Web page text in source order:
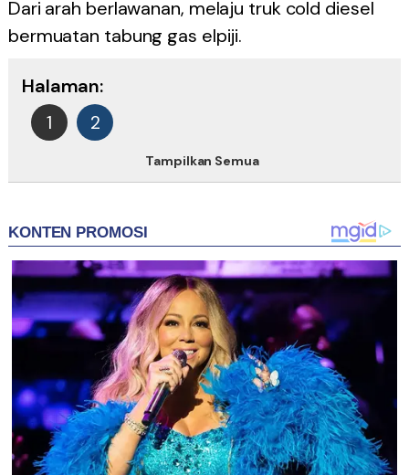
Dari arah berlawanan, melaju truk cold diesel
bermuatan tabung gas elpiji.
Halaman:
1
2
Tampilkan Semua